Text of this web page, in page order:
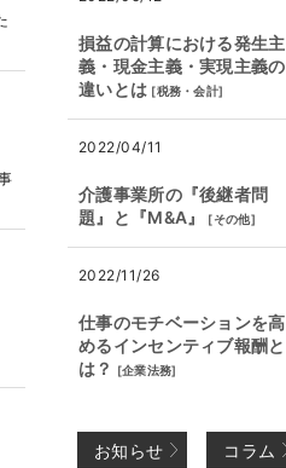
損益の計算における発生主
義・現金主義・実現主義の
違いとは [税務・会計]
2022/04/11
介護事業所の『後継者問
題』と『M&A』
[その他]
2022/11/26
仕事のモチベーションを高
めるインセンティブ報酬と
は？
[企業法務]
お知らせ コラム